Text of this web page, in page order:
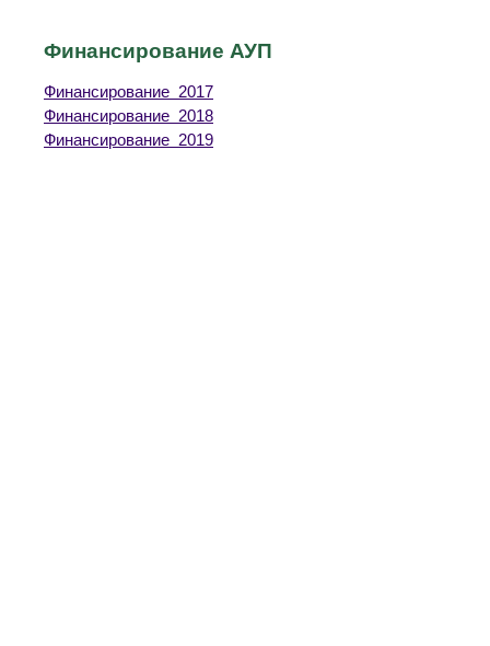
Финансирование АУП
Финансирование 2017
Финансирование 2018
Финансирование 2019